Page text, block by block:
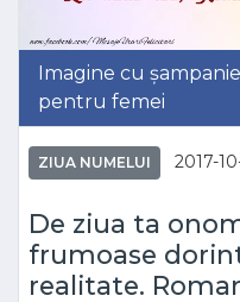
Imagine cu
pentru femei
ZIUA NUMELUI 2017-
De ziua ta
frumoase
realitate.